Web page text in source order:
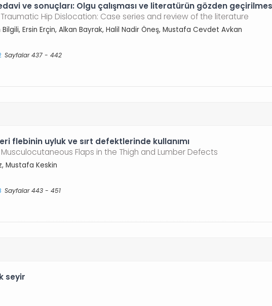
ve sonuçları: Olgu çalışması ve literatürün gözden
Hip Dislocation: Case series and review of the literature
Ersin Erçin, Alkan Bayrak, Halil Nadir Öneş, Mustafa Cevdet Avkan
Sayfalar 437 - 442
flebinin uyluk ve sırt defektlerinde kullanımı
Flaps in the Thigh and Lumber Defects
Mustafa Keskin
Sayfalar 443 - 451
seyir